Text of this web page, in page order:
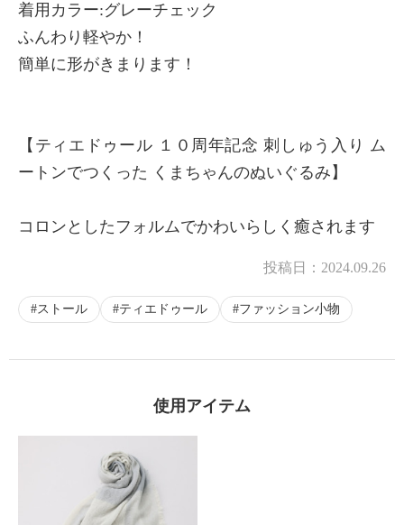
着用カラー:グレーチェック
ふんわり軽やか！
簡単に形がきまります！
【ティエドゥール １０周年記念 刺しゅう入り ム
ートンでつくった くまちゃんのぬいぐるみ】
コロンとしたフォルムでかわいらしく癒されます
投稿日： 2024.09.26
ストール ティエドゥール ファッション小物
使用アイテム